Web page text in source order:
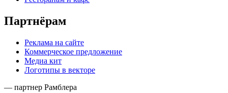
Партнёрам
Реклама на сайте
Коммерческое предложение
Медиа кит
Логотипы в векторе
— партнер Рамблера